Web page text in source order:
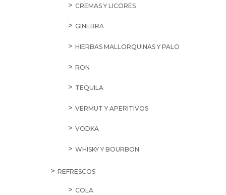
CREMAS Y LICORES
GINEBRA
HIERBAS MALLORQUINAS Y PALO
RON
TEQUILA
VERMUT Y APERITIVOS
VODKA
WHISKY Y BOURBON
REFRESCOS
COLA